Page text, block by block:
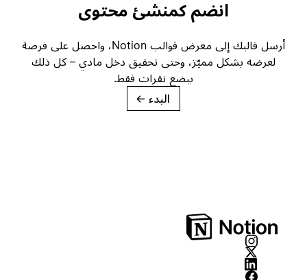
انضم كمنشئ محتوى
أرسل قالبك إلى معرض قوالب Notion، واحصل على فرصة
لعرضه بشكل مميّز، وحتى تحقيق دخل مادي – كل ذلك
ببضع نقرات فقط.
→